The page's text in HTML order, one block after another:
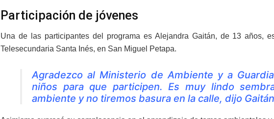
Participación de jóvenes
Una de las participantes del programa es Alejandra Gaitán, de 13 años,
Telesecundaria Santa Inés, en San Miguel Petapa.
Agradezco al Ministerio de Ambiente y a
niños para que participen. Es muy lindo
ambiente y no tiremos basura en la calle, dijo